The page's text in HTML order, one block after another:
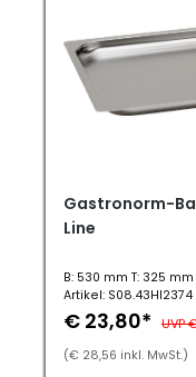
Gastronorm-
Line
B: 530 mm T: 325
Artikel: S08.43HI2374
€ 23,80* UVP
(€ 28,56 inkl. MwSt.)